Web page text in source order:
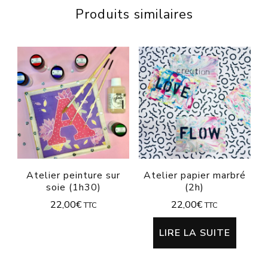
Produits similaires
Atelier peinture sur
soie (1h30)
22,00€ TTC
Atelier papier marbré
(2h)
22,00€ TTC
LIRE LA SUITE